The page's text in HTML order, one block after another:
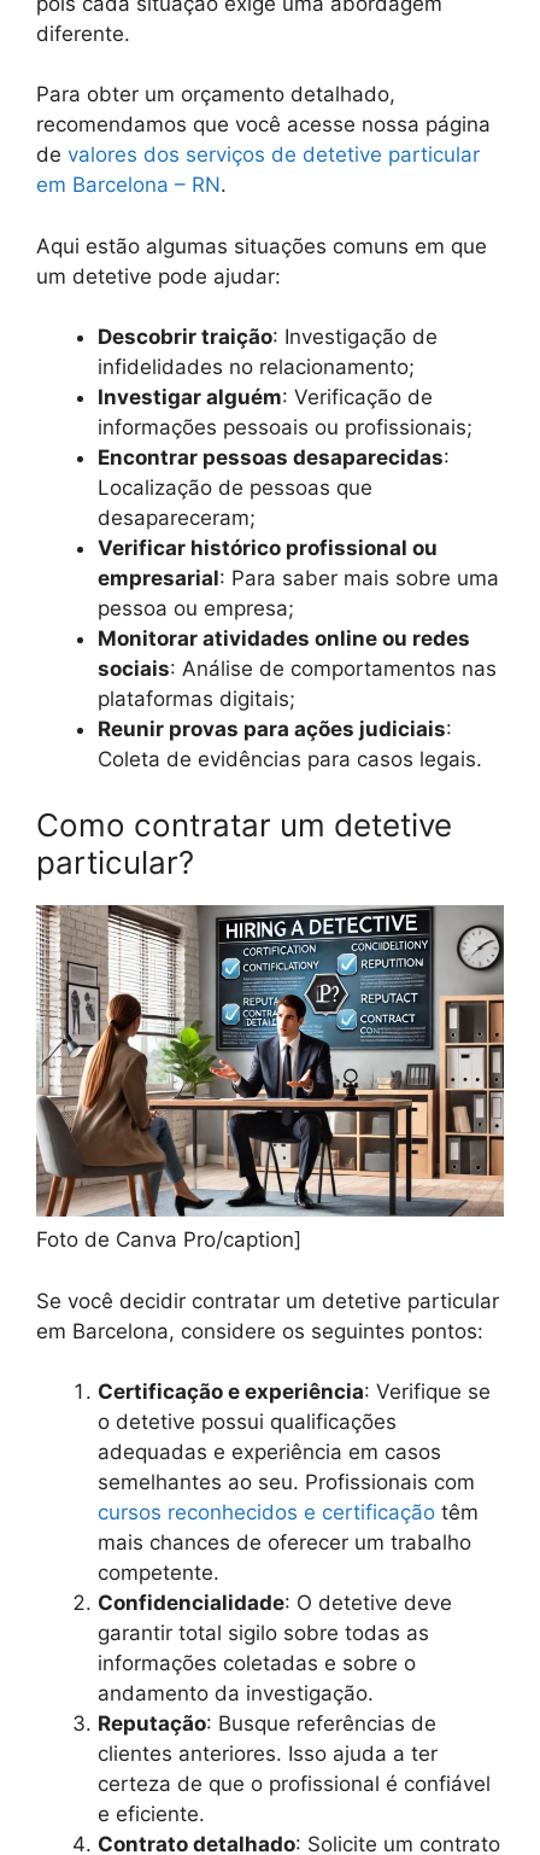
diferente.
Para obter um orçamento detalhado,
recomendamos que você acesse nossa página
de valores dos serviços de detetive particular
em Barcelona – RN.
Aqui estão algumas situações comuns em que
um detetive pode ajudar:
Descobrir traição: Investigação de
infidelidades no relacionamento;
Investigar alguém: Verificação de
informações pessoais ou profissionais;
Encontrar pessoas desaparecidas:
Localização de pessoas que
desapareceram;
Verificar histórico profissional ou
empresarial: Para saber mais sobre uma
pessoa ou empresa;
Monitorar atividades online ou redes
sociais: Análise de comportamentos nas
plataformas digitais;
Reunir provas para ações judiciais:
Coleta de evidências para casos legais.
Como contratar um detetive
particular?
Foto de Canva Pro/caption]
Se você decidir contratar um detetive particular
em Barcelona, considere os seguintes pontos:
Certificação e experiência: Verifique se
o detetive possui qualificações
adequadas e experiência em casos
semelhantes ao seu. Profissionais com
cursos reconhecidos e certificação têm
mais chances de oferecer um trabalho
competente.
Confidencialidade: O detetive deve
garantir total sigilo sobre todas as
informações coletadas e sobre o
andamento da investigação.
Reputação: Busque referências de
clientes anteriores. Isso ajuda a ter
certeza de que o profissional é confiável
e eficiente.
Contrato detalhado: Solicite um contrato